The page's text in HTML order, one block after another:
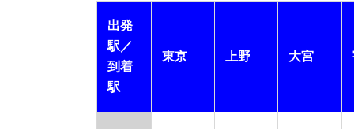
出発
駅／
到着
駅
東京 上野 大宮